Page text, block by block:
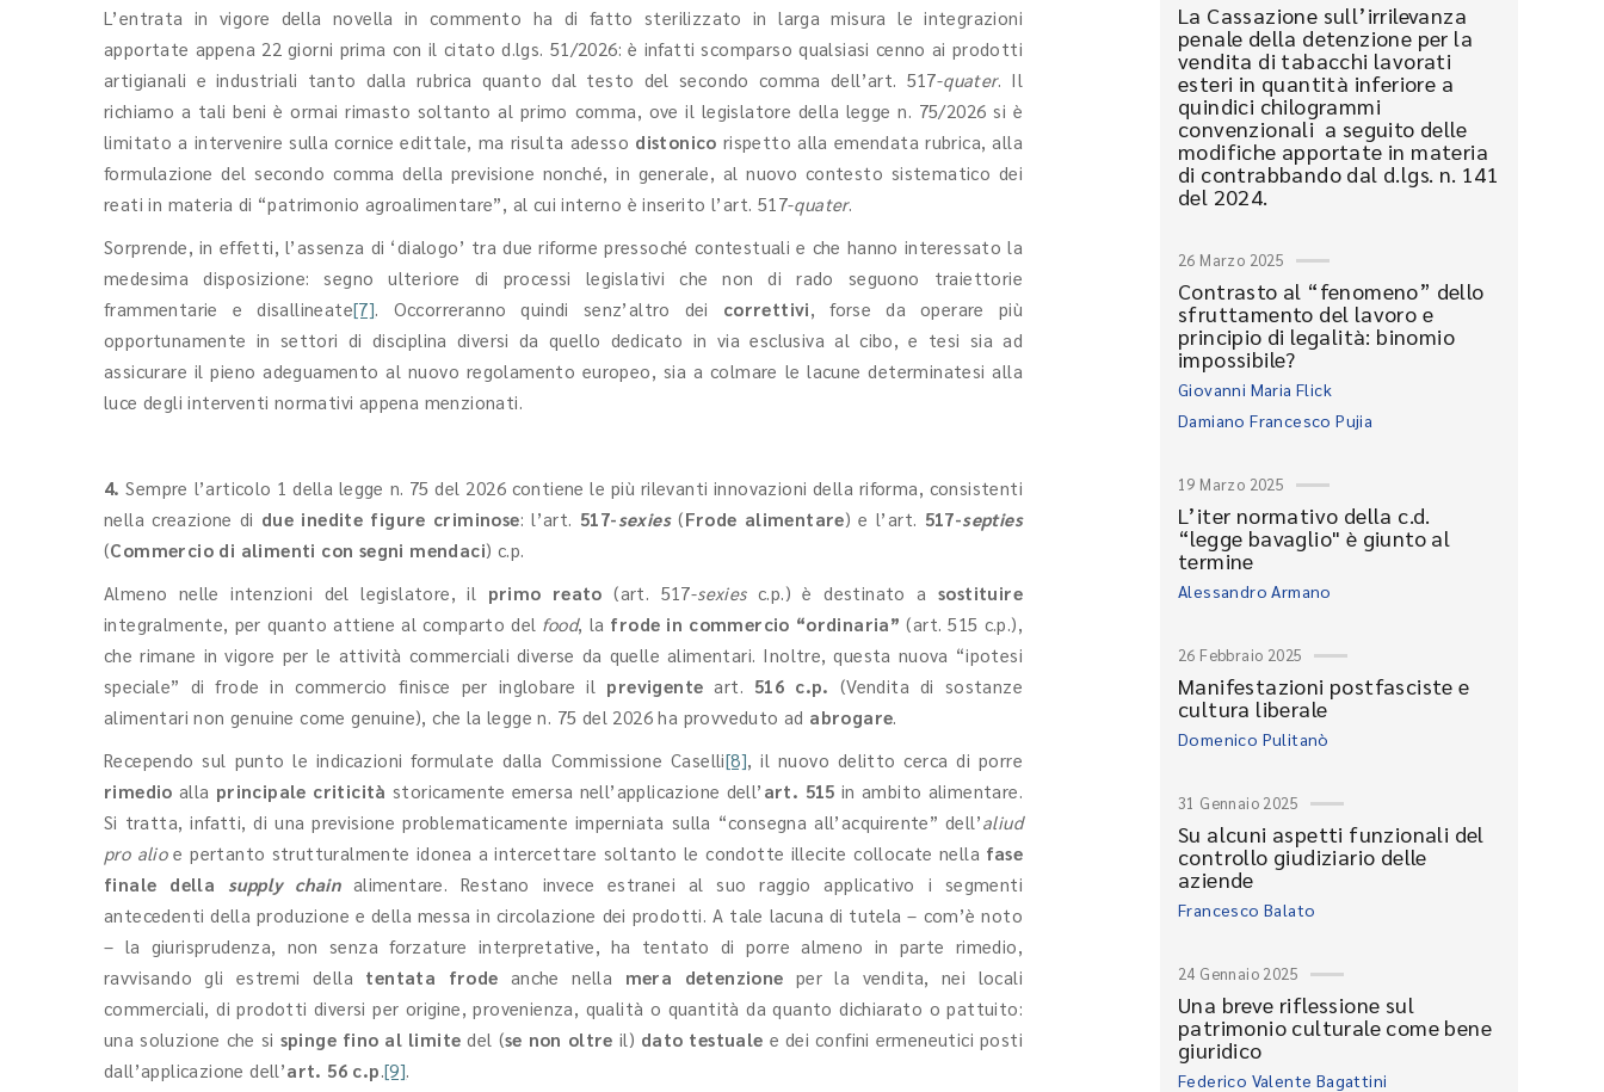
L’entrata in vigore della novella in commento ha di fatto sterilizzato in larga misura le integrazioni
apportate appena 22 giorni prima con il citato d.lgs. 51/2026: è infatti scomparso qualsiasi cenno ai prodotti
artigianali e industriali tanto dalla rubrica quanto dal testo del secondo comma dell’art. 517-quater. Il
richiamo a tali beni è ormai rimasto soltanto al primo comma, ove il legislatore della legge n. 75/2026 si è
limitato a intervenire sulla cornice edittale, ma risulta adesso distonico rispetto alla emendata rubrica, alla
formulazione del secondo comma della previsione nonché, in generale, al nuovo contesto sistematico dei
reati in materia di “patrimonio agroalimentare”, al cui interno è inserito l’art. 517-quater.
Sorprende, in effetti, l’assenza di ‘dialogo’ tra due riforme pressoché contestuali e che hanno interessato la
medesima disposizione: segno ulteriore di processi legislativi che non di rado seguono traiettorie
frammentarie e disallineate[7]. Occorreranno quindi senz’altro dei correttivi, forse da operare più
opportunamente in settori di disciplina diversi da quello dedicato in via esclusiva al cibo, e tesi sia ad
assicurare il pieno adeguamento al nuovo regolamento europeo, sia a colmare le lacune determinatesi alla
luce degli interventi normativi appena menzionati.
4. Sempre l’articolo 1 della legge n. 75 del 2026 contiene le più rilevanti innovazioni della riforma, consistenti
nella creazione di due inedite figure criminose: l’art. 517-sexies(Frode alimentare) e l’art. 517-septies
(Commercio di alimenti con segni mendaci) c.p.
Almeno nelle intenzioni del legislatore, il primo reato (art. 517-sexiesc.p.) è destinato a sostituire
integralmente, per quanto attiene al comparto del food, la frode in commercio “ordinaria” (art. 515 c.p.),
che rimane in vigore per le attività commerciali diverse da quelle alimentari. Inoltre, questa nuova “ipotesi
speciale” di frode in commercio finisce per inglobare il previgente art. 516 c.p. (Vendita di sostanze
alimentari non genuine come genuine), che la legge n. 75 del 2026 ha provveduto ad abrogare.
Recependo sul punto le indicazioni formulate dalla Commissione Caselli[8], il nuovo delitto cerca di porre
rimedio alla principale criticità storicamente emersa nell’applicazione dell’ art. 515 in ambito alimentare.
Si tratta, infatti, di una previsione problematicamente imperniata sulla “consegna all’acquirente” dell’aliud
pro alioe pertanto strutturalmente idonea a intercettare soltanto le condotte illecite collocate nella fase
finale della supply chain alimentare. Restano invece estranei al suo raggio applicativo i segmenti
antecedenti della produzione e della messa in circolazione dei prodotti. A tale lacuna di tutela – com’è noto
– la giurisprudenza, non senza forzature interpretative, ha tentato di porre almeno in parte rimedio,
ravvisando gli estremi della tentata frode anche nella mera detenzione per la vendita, nei locali
commerciali, di prodotti diversi per origine, provenienza, qualità o quantità da quanto dichiarato o pattuito:
una soluzione che si spinge fino al limite del (se non oltre il) dato testuale e dei confini ermeneutici posti
dall’applicazione dell’art. 56 c.p.[9].
La Cassazione sull’irrilevanza
penale della detenzione per la
vendita di tabacchi lavorati
esteri in quantità inferiore a
quindici chilogrammi
convenzionali a seguito delle
modifiche apportate in materia
di contrabbando dal d.lgs. n. 141
del 2024.
26 Marzo 2025
Contrasto al “fenomeno” dello
sfruttamento del lavoro e
principio di legalità: binomio
impossibile?
Giovanni Maria Flick
Damiano Francesco Pujia
19 Marzo 2025
L’iter normativo della c.d.
“legge bavaglio" è giunto al
termine
Alessandro Armano
26 Febbraio 2025
Manifestazioni postfasciste e
cultura liberale
Domenico Pulitanò
31 Gennaio 2025
Su alcuni aspetti funzionali del
controllo giudiziario delle
aziende
Francesco Balato
24 Gennaio 2025
Una breve riflessione sul
patrimonio culturale come bene
giuridico
Federico Valente Bagattini